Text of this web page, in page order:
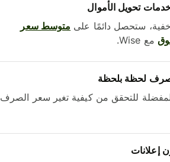
تحويل الأموال
ستحصل دائمًا علىمتوسط ​​سعر
مع Wise.
لحظة بلحظة
للتحقق من كيفية تغير سعر الصرف